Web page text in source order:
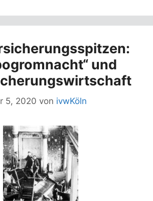
und
5, 2020 von ivwKöln